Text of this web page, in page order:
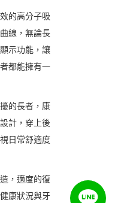
的高分子吸
線，無論長
示功能，讓
都能擁有一
的長者，康
計，穿上後
日常舒適度
，適度的復
康狀況與牙